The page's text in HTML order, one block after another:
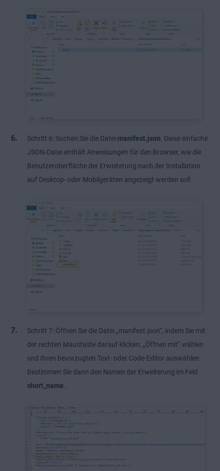
Schritt 6: Suchen Sie die Datei manifest.json. Diese einfache
JSON-Datei enthält Anweisungen für den Browser, wie die
Benutzeroberfläche der Erweiterung nach der Installation
auf Desktop- oder Mobilgeräten angezeigt werden soll.
Schritt 7: Öffnen Sie die Datei „manifest.json“, indem Sie mit
der rechten Maustaste darauf klicken, „Öffnen mit“ wählen
und Ihren bevorzugten Text- oder Code-Editor auswählen.
Bestimmen Sie dann den Namen der Erweiterung im Feld
short_name